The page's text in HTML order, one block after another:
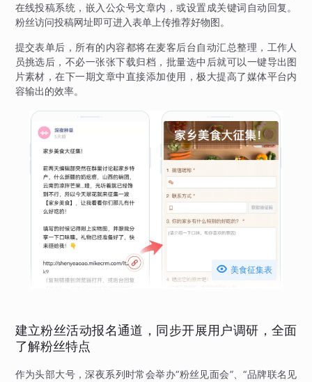
在线投稿系统，嵌入公众号文章内，或设置成关键词自动回复。
粉丝访问投稿网址即可进入表单上传推荐好物图。
提交表单后，所有的内容都将在麦客后台自动汇总整理，工作人
员挑选后，不必一张张下载归档，批量选中后就可以一键导出图
片素材，在下一期文章中直接添加使用，极大提高了媒体平台内
容输出的效率。
 美食征集表
建立粉丝活动报名通道，同步开展用户调研，全面
了解粉丝特点
作为头部大号，深夜系列时常会举办“粉丝见面会”、“品牌联名见